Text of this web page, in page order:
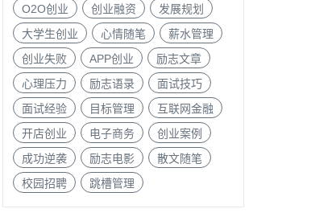
O2O创业
创业融资
发展规划
大学生创业
心情随笔
薪水管理
创业失败
APP创业
励志文章
心理压力
励志语录
面试技巧
面试经验
目标管理
互联网金融
开店创业
电子商务
创业案例
成功逆袭
励志电影
散文随笔
校园招聘
跳槽管理